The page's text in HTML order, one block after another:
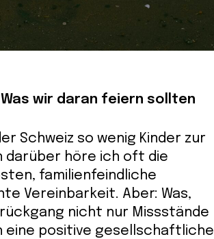
wir daran feiern sollten
Schweiz so wenig Kinder zur
darüber höre ich oft die
familienfeindliche
Vereinbarkeit. Aber: Was,
nicht nur Missstände
eine positive gesellschaftliche